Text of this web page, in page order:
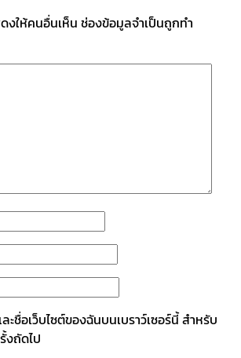
งให้คนอื่นเห็น ช่องข้อมูลจำเป็นถูกทำ
ะชื่อเว็บไซต์ของฉันบนเบราว์เซอร์นี้ สำหรับ
งถัดไป